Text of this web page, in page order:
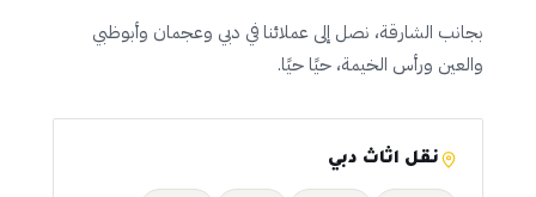
بجانب الشارقة، نصل إلى عملائنا في دبي وعجمان وأبوظبي
والعين ورأس الخيمة، حيًا حيًا.
نقل اثاث دبي